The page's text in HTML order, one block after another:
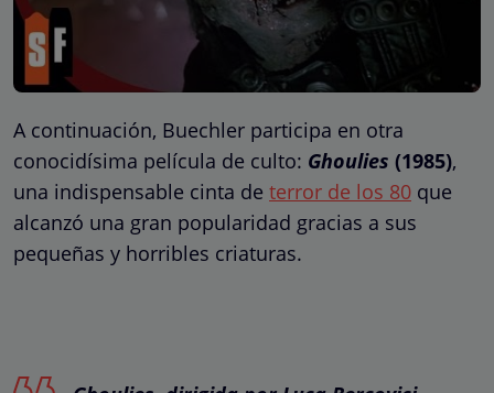
A continuación, Buechler participa en otra
conocidísima película de culto: Ghoulies (1985),
una indispensable cinta de terror de los 80 que
alcanzó una gran popularidad gracias a sus
pequeñas y horribles criaturas.